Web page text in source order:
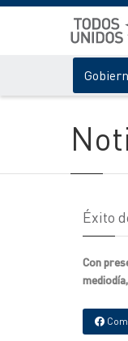
Éxito
Con